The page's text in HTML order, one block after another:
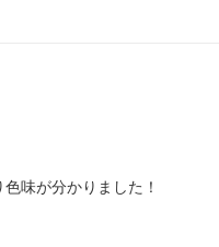
味が分かりました！